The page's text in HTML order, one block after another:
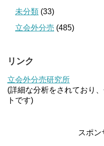
未分類 (33)
立会外分売 (485)
リンク
立会外分売研究所
(詳細な分析をされており
トです)
スポン